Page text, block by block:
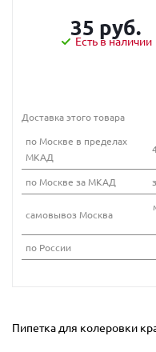
35 руб.
Есть в наличии
Доставка этого товара
по Москве в пределах
МКАД
по Москве за МКАД
самовывоз Москва
по России
Пипетка для колеровки